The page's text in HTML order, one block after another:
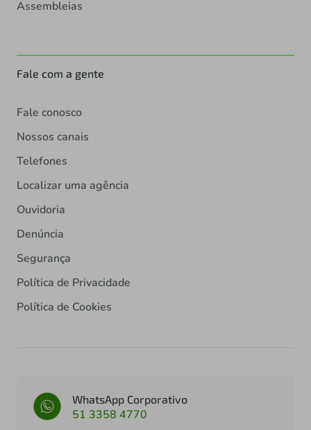
Assembleias
Fale com a gente
Fale conosco
Nossos canais
Telefones
Localizar uma agência
Ouvidoria
Denúncia
Segurança
Política de Privacidade
Política de Cookies
WhatsApp Corporativo
51 3358 4770